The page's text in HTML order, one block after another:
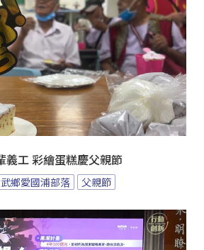
義工 彩繪蛋糕慶父親節
鄉愛國浦部落 父親節